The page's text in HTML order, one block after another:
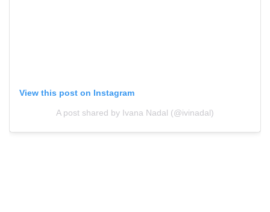
View this post on Instagram
A post shared by Ivana Nadal (@ivinadal)